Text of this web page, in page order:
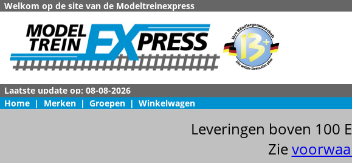
Welkom op de site van de Modeltreinexpress
Home | Merken | Groepen | Winkelwagen
Leveringen boven 100
Zie